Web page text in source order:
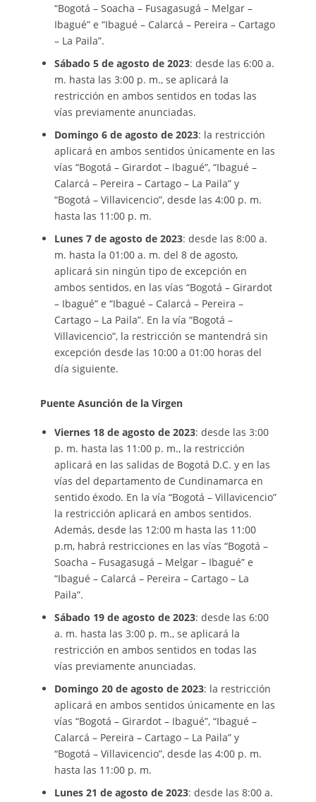
“Bogotá – Soacha – Fusagasugá – Melgar –
Ibagué” e “Ibagué – Calarcá – Pereira – Cartago
– La Paila”.
Sábado 5 de agosto de 2023: desde las 6:00 a.
m. hasta las 3:00 p. m., se aplicará la
restricción en ambos sentidos en todas las
vías previamente anunciadas.
Domingo 6 de agosto de 2023: la restricción
aplicará en ambos sentidos únicamente en las
vías “Bogotá – Girardot – Ibagué”, “Ibagué –
Calarcá – Pereira – Cartago – La Paila” y
“Bogotá – Villavicencio”, desde las 4:00 p. m.
hasta las 11:00 p. m.
Lunes 7 de agosto de 2023: desde las 8:00 a.
m. hasta la 01:00 a. m. del 8 de agosto,
aplicará sin ningún tipo de excepción en
ambos sentidos, en las vías “Bogotá – Girardot
– Ibagué” e “Ibagué – Calarcá – Pereira –
Cartago – La Paila”. En la vía “Bogotá –
Villavicencio”, la restricción se mantendrá sin
excepción desde las 10:00 a 01:00 horas del
día siguiente.
Puente Asunción de la Virgen
Viernes 18 de agosto de 2023: desde las 3:00
p. m. hasta las 11:00 p. m., la restricción
aplicará en las salidas de Bogotá D.C. y en las
vías del departamento de Cundinamarca en
sentido éxodo. En la vía “Bogotá – Villavicencio”
la restricción aplicará en ambos sentidos.
Además, desde las 12:00 m hasta las 11:00
p.m, habrá restricciones en las vías “Bogotá –
Soacha – Fusagasugá – Melgar – Ibagué” e
“Ibagué – Calarcá – Pereira – Cartago – La
Paila”.
Sábado 19 de agosto de 2023: desde las 6:00
a. m. hasta las 3:00 p. m., se aplicará la
restricción en ambos sentidos en todas las
vías previamente anunciadas.
Domingo 20 de agosto de 2023: la restricción
aplicará en ambos sentidos únicamente en las
vías “Bogotá – Girardot – Ibagué”, “Ibagué –
Calarcá – Pereira – Cartago – La Paila” y
“Bogotá – Villavicencio”, desde las 4:00 p. m.
hasta las 11:00 p. m.
Lunes 21 de agosto de 2023: desde las 8:00 a.